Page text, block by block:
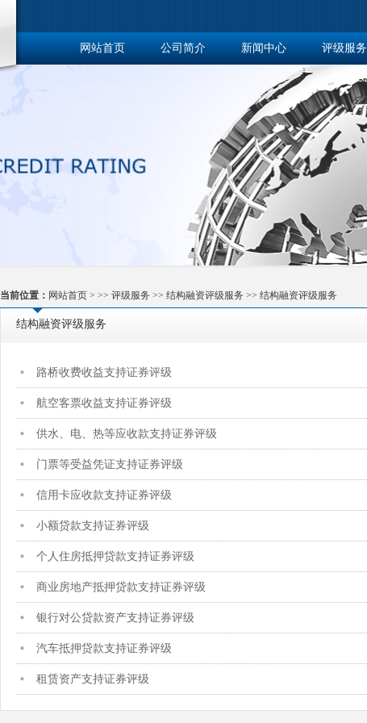
网站首页 公司简介 新闻中心 评级服务
当前位置： 网站首页 > >> 评级服务 >> 结构融资评级服务 >> 结构融资评级服务
结构融资评级服务
路桥收费收益支持证券评级
航空客票收益支持证券评级
供水、电、热等应收款支持证券评级
门票等受益凭证支持证券评级
信用卡应收款支持证券评级
小额贷款支持证券评级
个人住房抵押贷款支持证券评级
商业房地产抵押贷款支持证券评级
银行对公贷款资产支持证券评级
汽车抵押贷款支持证券评级
租赁资产支持证券评级